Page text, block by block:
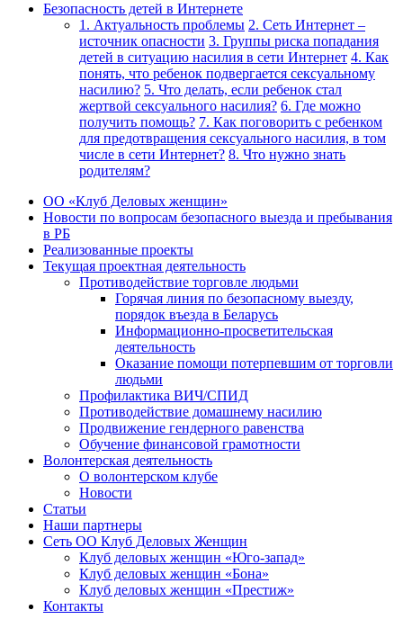
Безопасность детей в Интернете
1. Актуальность проблемы 2. Сеть Интернет –
источник опасности 3. Группы риска попадания
детей в ситуацию насилия в сети Интернет 4. Как
понять, что ребенок подвергается сексуальному
насилию? 5. Что делать, если ребенок стал
жертвой сексуального насилия? 6. Где можно
получить помощь? 7. Как поговорить с ребенком
для предотвращения сексуального насилия, в том
числе в сети Интернет? 8. Что нужно знать
родителям?
ОО «Клуб Деловых женщин»
Новости по вопросам безопасного выезда и пребывания
в РБ
Реализованные проекты
Текущая проектная деятельность
Противодействие торговле людьми
Горячая линия по безопасному выезду,
порядок въезда в Беларусь
Информационно-просветительская
деятельность
Оказание помощи потерпевшим от торговли
людьми
Профилактика ВИЧ/СПИД
Противодействие домашнему насилию
Продвижение гендерного равенства
Обучение финансовой грамотности
Волонтерская деятельность
О волонтерском клубе
Новости
Статьи
Наши партнеры
Сеть ОО Клуб Деловых Женщин
Клуб деловых женщин «Юго-запад»
Клуб деловых женщин «Бона»
Клуб деловых женщин «Престиж»
Контакты